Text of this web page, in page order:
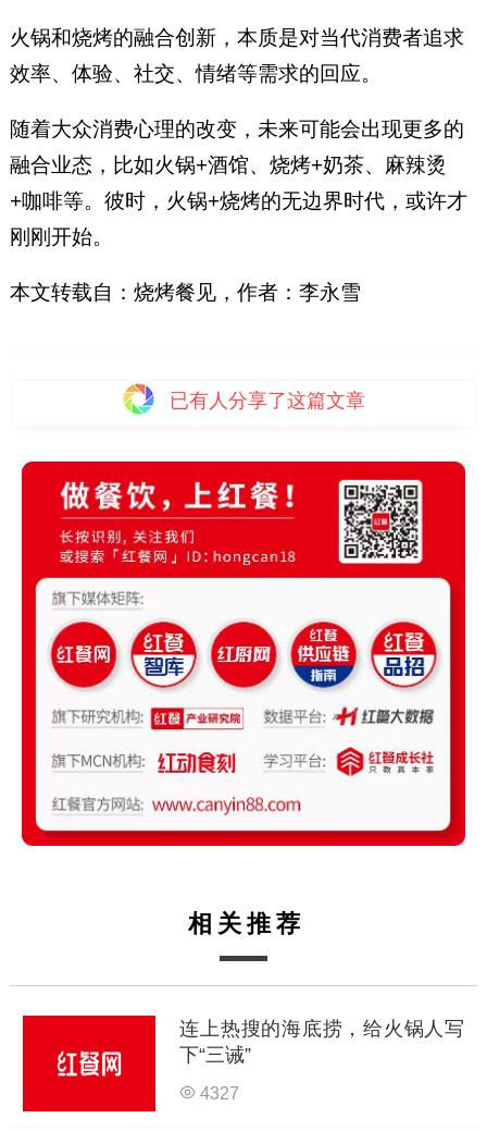
火锅和烧烤的融合创新，本质是对当代消费者追求
效率、体验、社交、情绪等需求的回应。
随着大众消费心理的改变，未来可能会出现更多的
融合业态，比如火锅+酒馆、烧烤+奶茶、麻辣烫
+咖啡等。彼时，火锅+烧烤的无边界时代，或许才
刚刚开始。
本文转载自：烧烤餐见，作者：李永雪
已有 人分享了这篇文章
相关推荐
连上热搜的海底捞，给火锅人写
下“三诫”
4327